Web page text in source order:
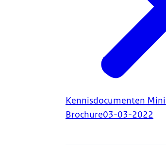
Kennisdocumenten
Brochure03-03-2022